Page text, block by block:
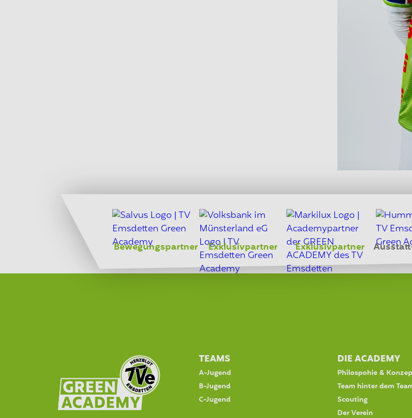
Bewegungspartner Exklusivpartner Exklusivpartner
TEAMS
A-Jugend
B-Jugend
C-Jugend
DIE ACADEMY
Philospohie &
Team hinter dem
Scouting
Der Verein